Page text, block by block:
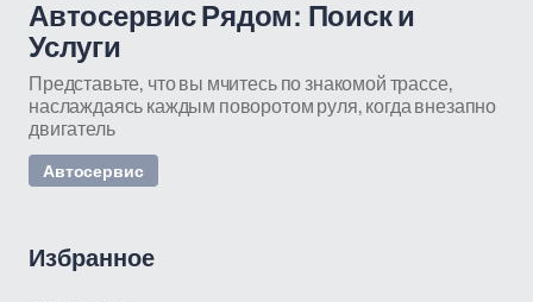
Автосервис Рядом: Поиск и
Услуги
Представьте, что вы мчитесь по знакомой трассе,
наслаждаясь каждым поворотом руля, когда внезапно
двигатель
Автосервис
Избранное